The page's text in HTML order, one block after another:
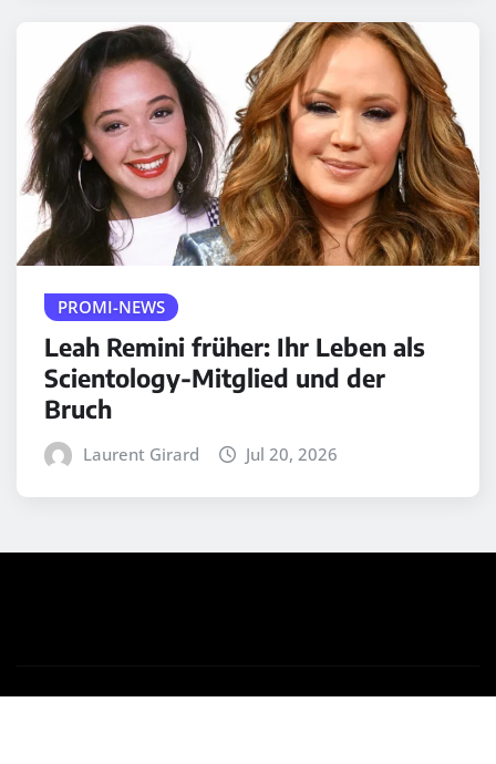
PROMI-NEWS
Leah Remini früher: Ihr Leben als
Scientology-Mitglied und der
Bruch
Laurent Girard Jul 20, 2026